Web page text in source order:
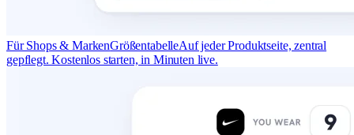
Für Shops & MarkenGrößentabelleAuf jeder Produktseite, zentral
gepflegt. Kostenlos starten, in Minuten live.